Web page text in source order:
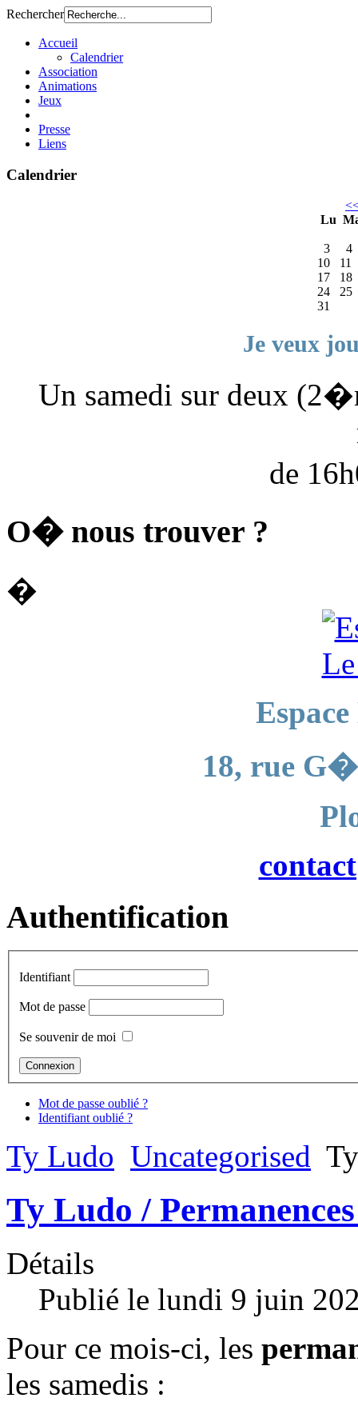
Rechercher
Accueil
Calendrier
Association
Animations
Jeux
Presse
Liens
Calendrier
Lu
3
4
10
11
17
18
24
25
31
Je veux
Un samedi sur deux
de
O� nous trouver ?
�
18, rue
Authentification
Identifiant
Mot de passe
Se souvenir de moi
Mot de passe oublié ?
Identifiant oublié ?
Ty Ludo Uncategorised
Ty Ludo /
Détails
Publié le lundi 9 juin
Pour ce mois-ci, les
les samedis :